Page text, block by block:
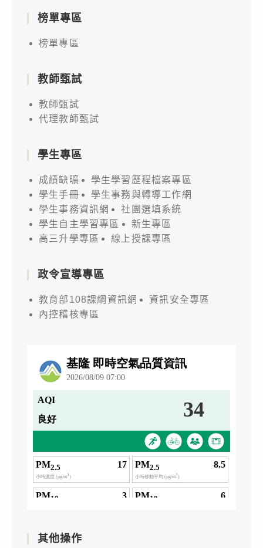
榜單專區
榜單專區
教師甄試
教師甄試
代理教師甄試
學生專區
成績缺曠
學生學習歷程檔案專區
學生手冊
學生事務與轉導工作網
學生事務資訊網
社團選填系統
學生自主學習專區
新生專區
高三升學專區
線上授課專區
政令宣導專區
教育部108課綱資訊網
資訊安全專區
內控稽核專區
其他操作